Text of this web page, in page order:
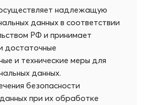
надлежащую
данных в соответствии
РФ и принимает
достаточные
и технические меры для
данных.
безопасности
при их обработке